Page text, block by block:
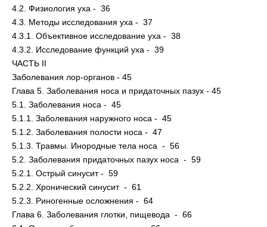
4.2. Физиология уха - 36
4.3. Методы исследования уха - 37
4.3.1. Объективное исследование уха - 38
4.3.2. Исследование функций уха - 39
ЧАСТЬ II
Заболевания лор-органов - 45
Глава 5. Заболевания носа и придаточных пазух - 45
5.1. Заболевания носа - 45
5.1.1. Заболевания наружного носа - 45
5.1.2. Заболевания полости носа - 47
5.1.3. Травмы. Инородные тела носа - 56
5.2. Заболевания придаточных пазух носа - 59
5.2.1. Острый синусит - 59
5.2.2. Хронический синусит - 61
5.2.3. Риногенные осложнения - 64
Глава 6. Заболевания глотки, пищевода - 66